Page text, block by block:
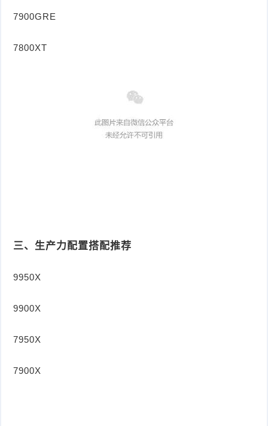
7900GRE
7800XT
三、生产力配置搭配推荐
9950X
9900X
7950X
7900X